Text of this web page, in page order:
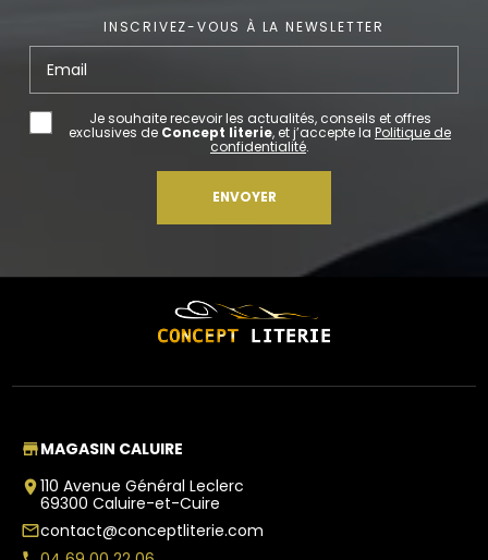
INSCRIVEZ-VOUS À LA NEWSLETTER
Email
Je souhaite recevoir les actualités, conseils et offres
exclusives de Concept literie, et j’accepte la Politique de
confidentialité.
storeMAGASIN CALUIRE
place110 Avenue Général Leclerc
69300 Caluire-et-Cuire
mail_outlinecontact@conceptliterie.com